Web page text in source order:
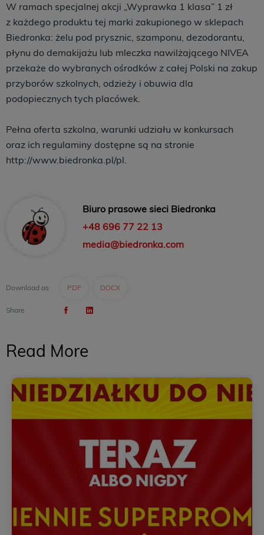
W ramach specjalnej akcji „Wyprawka 1 klasa” 1 zł
z każdego produktu tej marki zakupionego w sklepach
Biedronka: żelu pod prysznic, szamponu, dezodorantu,
płynu do demakijażu lub mleczka nawilżającego NIVEA
przekaże do wybranych ośrodków z całej Polski na zakup
przyborów szkolnych, odzieży i obuwia dla
podopiecznych tych placówek.
Pełna oferta szkolna, warunki udziału w konkursach
oraz ich regulaminy dostępne są na stronie
http://www.biedronka.pl/pl.
Biuro prasowe sieci Biedronka
+48 696 77 22 13
media@biedronka.com
Download as PDF DOCX
Share
Read More